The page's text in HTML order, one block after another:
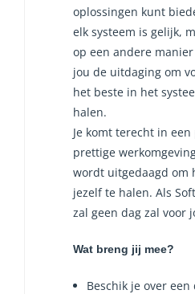
oplossingen kunt
elk systeem is gelijk,
op een andere
jou de uitdaging om
het beste in het
halen.
Je komt terecht in
prettige
wordt uitgedaagd om
jezelf te halen. Als
zal geen dag zal voor
Wat breng jij mee?
Beschik je over een